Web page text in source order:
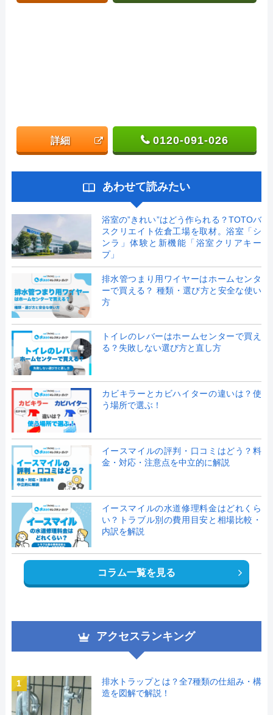
詳細 0120-091-026
あわせて読みたい
浴室の”きれい”はどう作られる？TOTOバ
スクリエイト佐倉工場を取材。浴室「シ
ンラ」体験と新機能「浴室クリアキー
プ」
排水管つまり用ワイヤーはホームセンタ
ーで買える？ 種類・選び方と安全な使い
方
トイレのレバーはホームセンターで買え
る？失敗しない選び方と直し方
カビキラーとカビハイターの違いは？使
う場所で選ぶ！
イースマイルの評判・口コミはどう？料
金・対応・注意点を中立的に解説
イースマイルの水道修理料金はどれくら
い？トラブル別の費用目安と相場比較・
内訳を解説
コラム一覧を見る
アクセスランキング
1
排水トラップとは？全7種類の仕組み・構
造を図解で解説！